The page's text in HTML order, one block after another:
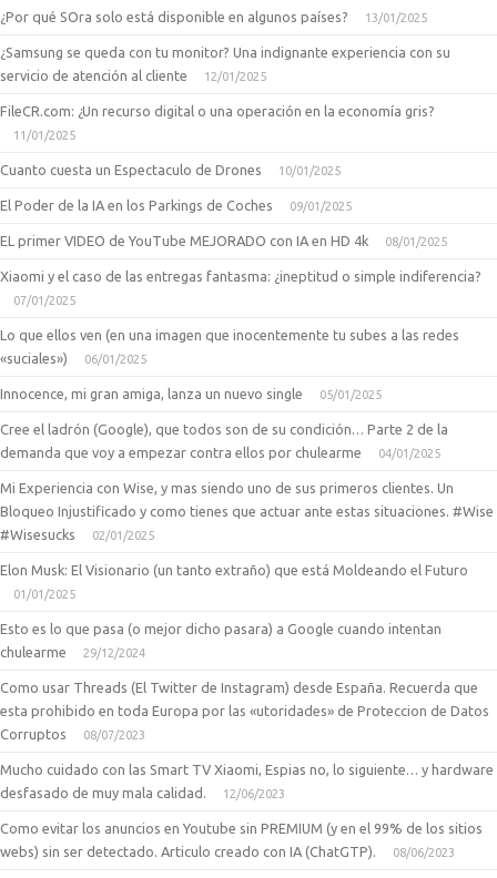
¿Por qué SOra solo está disponible en algunos países? 13/01/2025
¿Samsung se queda con tu monitor? Una indignante experiencia con su
servicio de atención al cliente
12/01/2025
FileCR.com: ¿Un recurso digital o una operación en la economía gris?
11/01/2025
Cuanto cuesta un Espectaculo de Drones 10/01/2025
El Poder de la IA en los Parkings de Coches 09/01/2025
EL primer VIDEO de YouTube MEJORADO con IA en HD 4k 08/01/2025
Xiaomi y el caso de las entregas fantasma: ¿ineptitud o simple indiferencia?
07/01/2025
Lo que ellos ven (en una imagen que inocentemente tu subes a las redes
«suciales»)
06/01/2025
Innocence, mi gran amiga, lanza un nuevo single 05/01/2025
Cree el ladrón (Google), que todos son de su condición… Parte 2 de la
demanda que voy a empezar contra ellos por chulearme
04/01/2025
Mi Experiencia con Wise, y mas siendo uno de sus primeros clientes. Un
Bloqueo Injustificado y como tienes que actuar ante estas situaciones. #Wise
#Wisesucks
02/01/2025
Elon Musk: El Visionario (un tanto extraño) que está Moldeando el Futuro
01/01/2025
Esto es lo que pasa (o mejor dicho pasara) a Google cuando intentan
chulearme
29/12/2024
Como usar Threads (El Twitter de Instagram) desde España. Recuerda que
esta prohibido en toda Europa por las «utoridades» de Proteccion de Datos
Corruptos
08/07/2023
Mucho cuidado con las Smart TV Xiaomi, Espias no, lo siguiente… y hardware
desfasado de muy mala calidad.
12/06/2023
Como evitar los anuncios en Youtube sin PREMIUM (y en el 99% de los sitios
webs) sin ser detectado. Articulo creado con IA (ChatGTP).
08/06/2023